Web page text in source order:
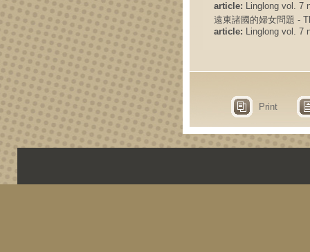
article: Linglong vol. 7
遠東諸國的婦女問題 -
article: Linglong vol. 7
Print